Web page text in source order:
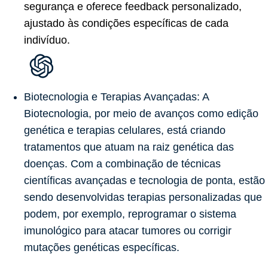
segurança e oferece feedback personalizado,
ajustado às condições específicas de cada
indivíduo.
Biotecnologia e Terapias Avançadas: A
Biotecnologia, por meio de avanços como edição
genética e terapias celulares, está criando
tratamentos que atuam na raiz genética das
doenças. Com a combinação de técnicas
científicas avançadas e tecnologia de ponta, estão
sendo desenvolvidas terapias personalizadas que
podem, por exemplo, reprogramar o sistema
imunológico para atacar tumores ou corrigir
mutações genéticas específicas.